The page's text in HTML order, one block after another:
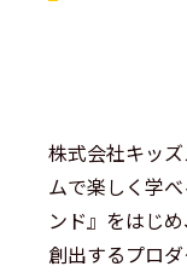
株式会社キッ
ムで楽しく学
ンド』をはじ
創出するプロ